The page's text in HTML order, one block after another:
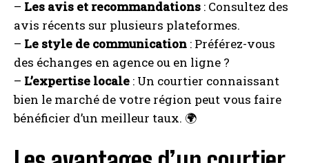
– Les avis et recommandations : Consultez des
avis récents sur plusieurs plateformes.
– Le style de communication : Préférez-vous
des échanges en agence ou en ligne ?
– L’expertise locale : Un courtier connaissant
bien le marché de votre région peut vous faire
bénéficier d’un meilleur taux. 🌍